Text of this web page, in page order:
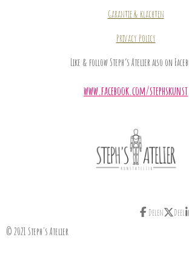
Garantie & klachten
Privacy Policy
Like & follow Steph’s Atelier also on
www.facebook.com/stephskunst
Delen Deel
© 2021 Steph's Atelier